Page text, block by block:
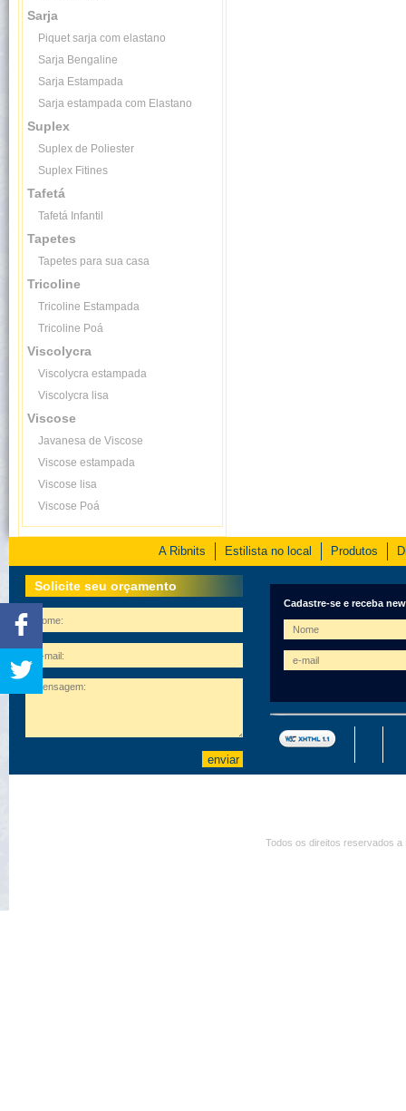
Sarja
Piquet sarja com elastano
Sarja Bengaline
Sarja Estampada
Sarja estampada com Elastano
Suplex
Suplex de Poliester
Suplex Fitines
Tafetá
Tafetá Infantil
Tapetes
Tapetes para sua casa
Tricoline
Tricoline Estampada
Tricoline Poá
Viscolycra
Viscolycra estampada
Viscolycra lisa
Viscose
Javanesa de Viscose
Viscose estampada
Viscose lisa
Viscose Poá
A Ribnits Estilista no local Produtos
Solicite seu orçamento
Cadastre-se e receba
Todos os direitos reservados a